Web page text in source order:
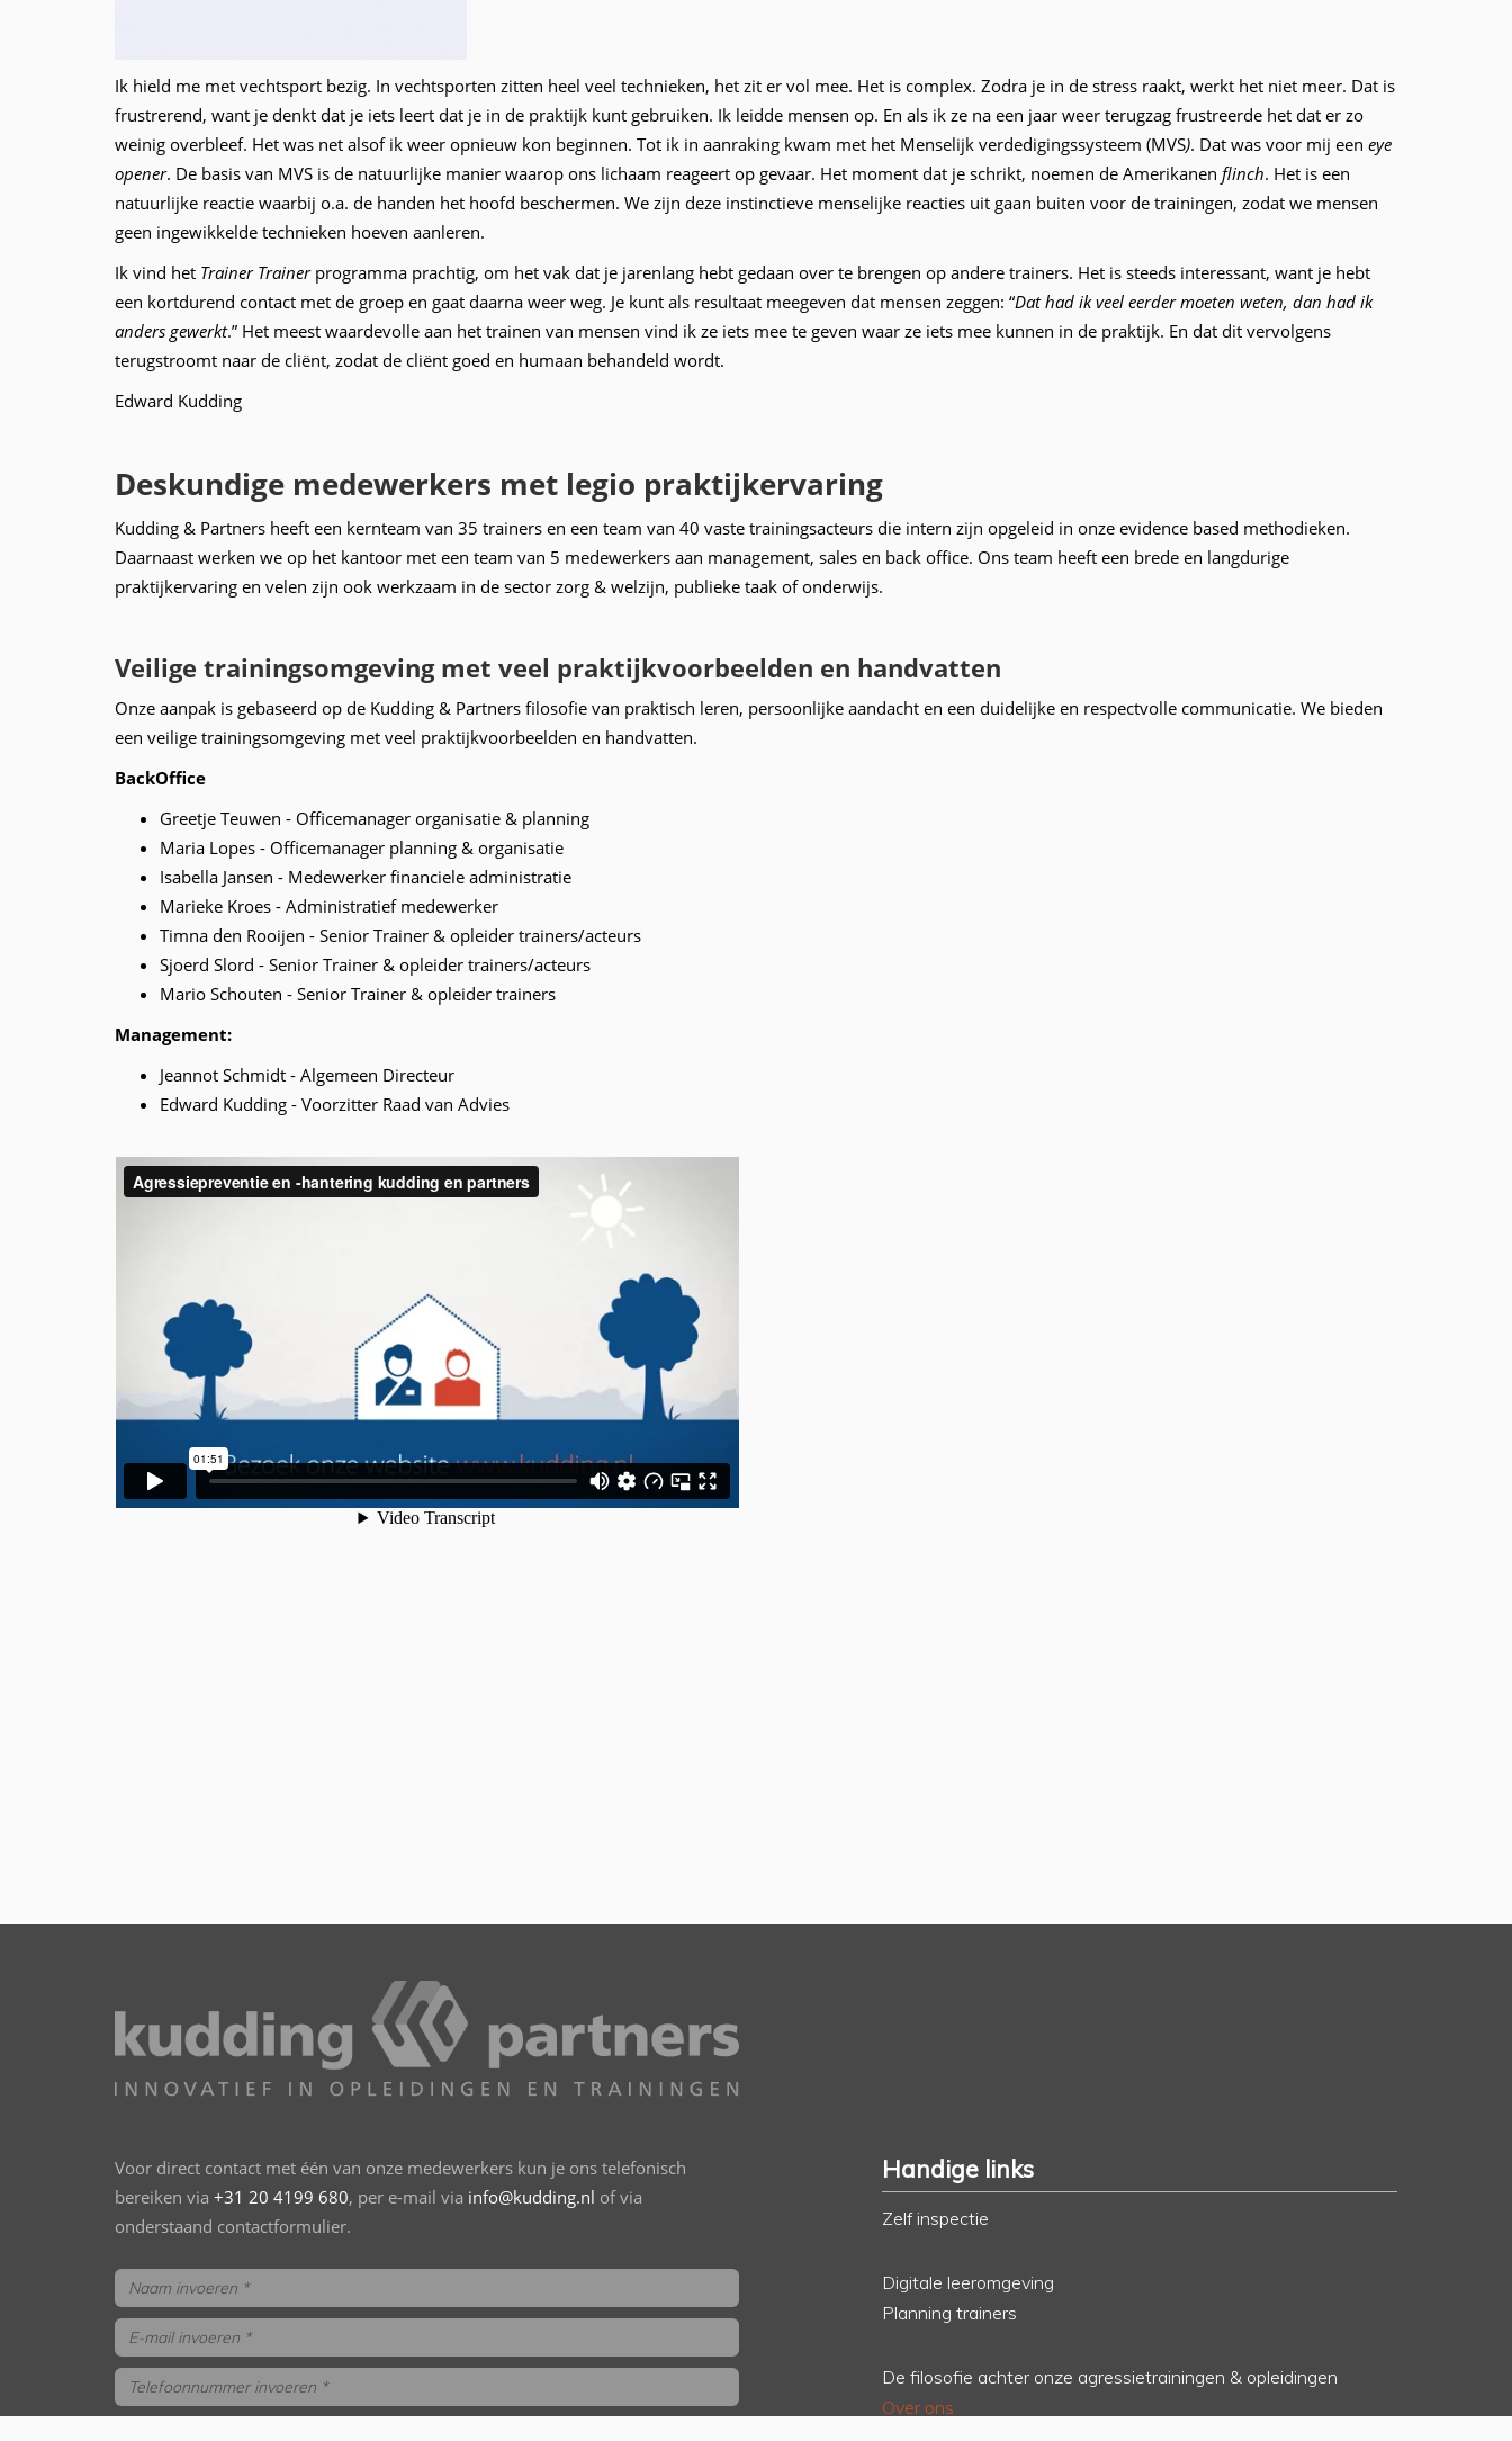
Ik hield me met vechtsport bezig. In vechtsporten zitten heel veel technieken, het zit er vol mee. Het is complex. Zodra je in de stress raakt, werkt het niet meer. Dat is
frustrerend, want je denkt dat je iets leert dat je in de praktijk kunt gebruiken. Ik leidde mensen op. En als ik ze na een jaar weer terugzag frustreerde het dat er zo
weinig overbleef. Het was net alsof ik weer opnieuw kon beginnen. Tot ik in aanraking kwam met het Menselijk verdedigingssysteem (MVS). Dat was voor mij een eye
opener. De basis van MVS is de natuurlijke manier waarop ons lichaam reageert op gevaar. Het moment dat je schrikt, noemen de Amerikanen flinch. Het is een
natuurlijke reactie waarbij o.a. de handen het hoofd beschermen. We zijn deze instinctieve menselijke reacties uit gaan buiten voor de trainingen, zodat we mensen
geen ingewikkelde technieken hoeven aanleren.
Ik vind het Trainer Trainer programma prachtig, om het vak dat je jarenlang hebt gedaan over te brengen op andere trainers. Het is steeds interessant, want je hebt
een kortdurend contact met de groep en gaat daarna weer weg. Je kunt als resultaat meegeven dat mensen zeggen: “Dat had ik veel eerder moeten weten, dan had ik
anders gewerkt.” Het meest waardevolle aan het trainen van mensen vind ik ze iets mee te geven waar ze iets mee kunnen in de praktijk. En dat dit vervolgens
terugstroomt naar de cliënt, zodat de cliënt goed en humaan behandeld wordt.
Edward Kudding
Deskundige medewerkers met legio praktijkervaring
Kudding & Partners heeft een kernteam van 35 trainers en een team van 40 vaste trainingsacteurs die intern zijn opgeleid in onze evidence based methodieken.
Daarnaast werken we op het kantoor met een team van 5 medewerkers aan management, sales en back office. Ons team heeft een brede en langdurige
praktijkervaring en velen zijn ook werkzaam in de sector zorg & welzijn, publieke taak of onderwijs.
Veilige trainingsomgeving met veel praktijkvoorbeelden en handvatten
Onze aanpak is gebaseerd op de Kudding & Partners filosofie van praktisch leren, persoonlijke aandacht en een duidelijke en respectvolle communicatie. We bieden
een veilige trainingsomgeving met veel praktijkvoorbeelden en handvatten.
BackOffice
Greetje Teuwen - Officemanager organisatie & planning
Maria Lopes - Officemanager planning & organisatie
Isabella Jansen - Medewerker financiele administratie
Marieke Kroes - Administratief medewerker
Timna den Rooijen - Senior Trainer & opleider trainers/acteurs
Sjoerd Slord - Senior Trainer & opleider trainers/acteurs
Mario Schouten - Senior Trainer & opleider trainers
Management:
Jeannot Schmidt - Algemeen Directeur
Edward Kudding - Voorzitter Raad van Advies
Voor direct contact met één van onze medewerkers kun je ons telefonisch
bereiken via +31 20 4199 680, per e-mail via info@kudding.nl of via
onderstaand contactformulier.
Handige links
Zelf inspectie
Digitale leeromgeving
Planning trainers
De filosofie achter onze agressietrainingen & opleidingen
Over ons